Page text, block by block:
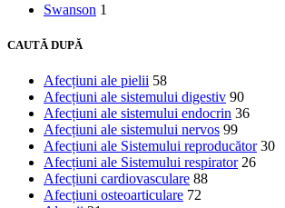
Swanson 1
CAUTĂ DUPĂ
Afecțiuni ale pielii 58
Afecțiuni ale sistemului digestiv 90
Afecțiuni ale sistemului endocrin 36
Afecțiuni ale sistemului nervos 99
Afecțiuni ale Sistemului reproducător 30
Afecțiuni ale Sistemului respirator 26
Afecțiuni cardiovasculare 88
Afecțiuni osteoarticulare 72